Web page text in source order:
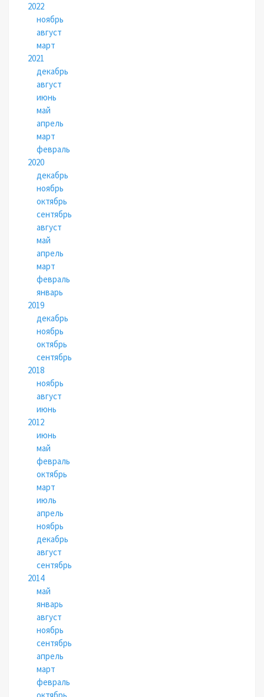
2022
ноябрь
август
март
2021
декабрь
август
июнь
май
апрель
март
февраль
2020
декабрь
ноябрь
октябрь
сентябрь
август
май
апрель
март
февраль
январь
2019
декабрь
ноябрь
октябрь
сентябрь
2018
ноябрь
август
июнь
2012
июнь
май
февраль
октябрь
март
июль
апрель
ноябрь
декабрь
август
сентябрь
2014
май
январь
август
ноябрь
сентябрь
апрель
март
февраль